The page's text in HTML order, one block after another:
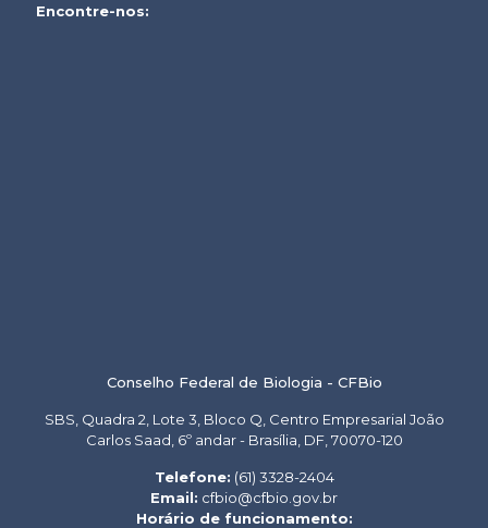
Encontre-nos:
Conselho Federal de Biologia - CFBio
SBS, Quadra 2, Lote 3, Bloco Q, Centro Empresarial João
Carlos Saad, 6º andar - Brasília, DF, 70070-120
Telefone: (61) 3328-2404
Email: cfbio@cfbio.gov.br
Horário de funcionamento: